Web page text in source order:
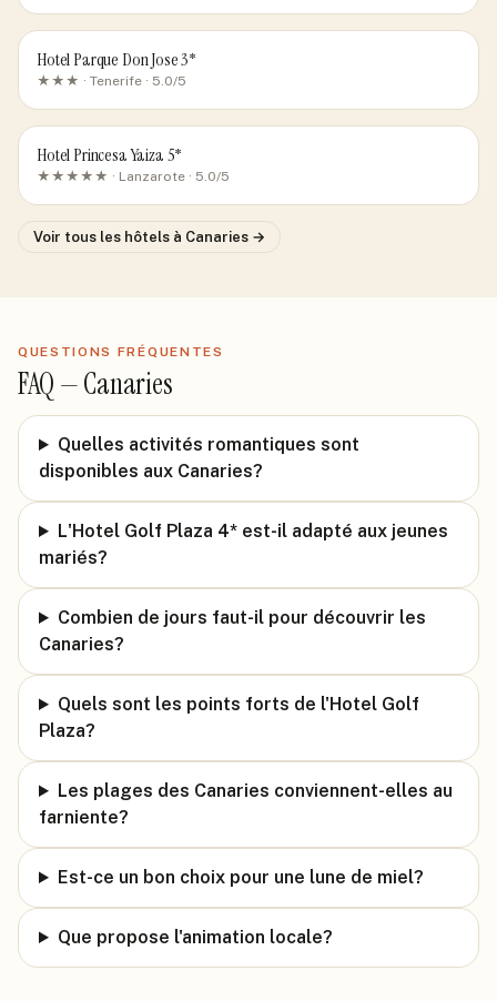
Hotel Parque Don Jose 3*
★★★ · Tenerife · 5.0/5
Hotel Princesa Yaiza 5*
★★★★★ · Lanzarote · 5.0/5
Voir tous les hôtels à Canaries →
QUESTIONS FRÉQUENTES
FAQ —Canaries
Quelles activités romantiques sont
disponibles aux Canaries?
L'Hotel Golf Plaza 4* est-il adapté aux jeunes
mariés?
Combien de jours faut-il pour découvrir les
Canaries?
Quels sont les points forts de l'Hotel Golf
Plaza?
Les plages des Canaries conviennent-elles au
farniente?
Est-ce un bon choix pour une lune de miel?
Que propose l'animation locale?